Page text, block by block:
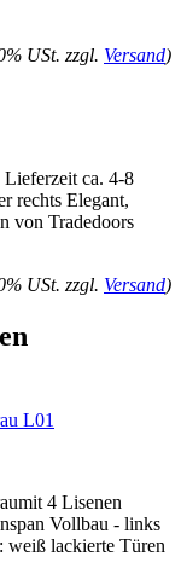
USt. zzgl. Versand)
ca. 4-8
rechts Elegant,
von Tradedoors
USt. zzgl. Versand)
L01
4 Lisenen
Vollbau - links
weiß lackierte Türen